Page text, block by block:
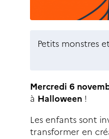
Petits monstres
Mercredi 6
à Halloween !
Les enfants sont
transformer en